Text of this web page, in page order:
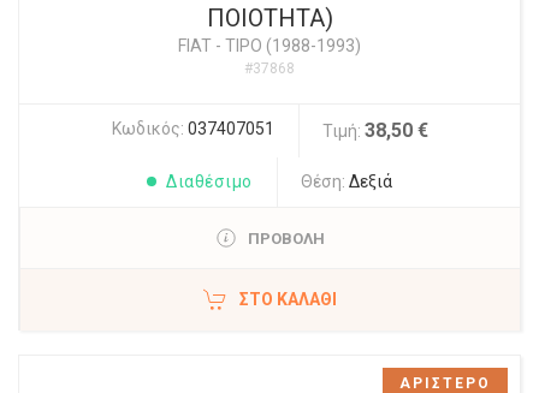
ΠΟΙΟΤΗΤΑ)
FIAT - TIPO (1988-1993)
#37868
Κωδικός: 037407051 Τιμή: 38,50 €
Διαθέσιμο Θέση: Δεξιά
ΠΡΟΒΟΛΗ
ΣΤΟ ΚΑΛΆΘΙ
ΑΡΙΣΤΕΡΟ